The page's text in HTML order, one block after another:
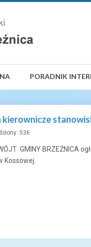
PORADNIK
kierownicze
536
GMINY BRZEŹNICA
Kossowej.